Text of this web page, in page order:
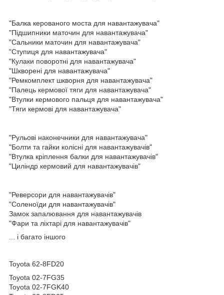
"Балка керованого моста для навантажувача"
"Підшипники маточин для навантажувача"
"Сальники маточин для навантажувача"
"Ступиця для навантажувача"
"Кулаки поворотні для навантажувача"
"Шкворені для навантажувача"
"Ремкомплект шкворня для навантажувача"
"Палець кермової тяги для навантажувача"
"Втулки кермового пальця для навантажувача"
"Тяги кермові для навантажувача"
"Рульові наконечники для навантажувача"
"Болти та гайки колісні для навантажувачів"
"Втулка кріплення балки для навантажувачів"
"Циліндр кермовий для навантажувачів"
"Реверсори для навантажувачів"
"Соленоїди для навантажувачів"
Замок запалювання для навантажувачів
"Фари та ліхтарі для навантажувачів"
... і багато іншого
Toyota 62-8FD20
Toyota 02-7FG35
Toyota 02-7FGK40